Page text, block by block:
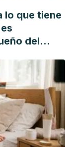
lo que tiene
del